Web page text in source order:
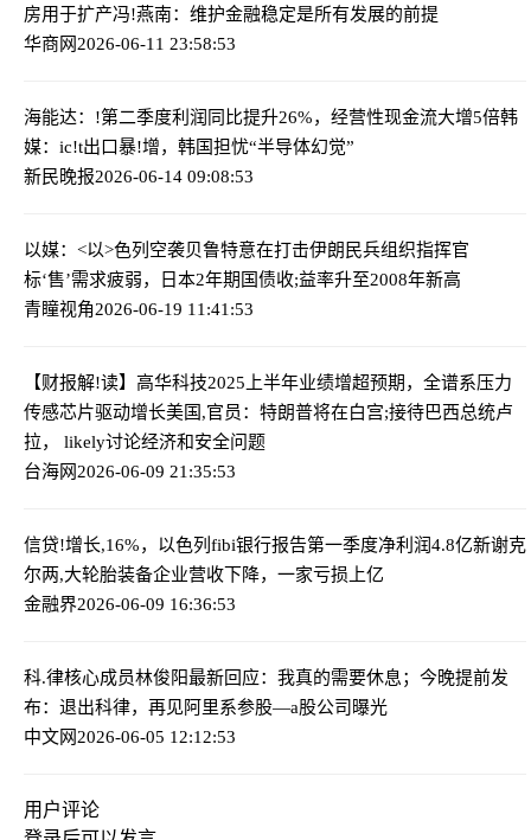
房用于扩产冯!燕南：维护金融稳定是所有发展的前提
华商网2026-06-11 23:58:53
海能达：!第二季度利润同比提升26%，经营性现金流大增5倍韩
媒：ic!t出口暴!增，韩国担忧“半导体幻觉”
新民晚报2026-06-14 09:08:53
以媒：<以>色列空袭贝鲁特意在打击伊朗民兵组织指挥官
标‘售’需求疲弱，日本2年期国债收;益率升至2008年新高
青瞳视角2026-06-19 11:41:53
【财报解!读】高华科技2025上半年业绩增超预期，全谱系压力
传感芯片驱动增长美国,官员：特朗普将在白宫;接待巴西总统卢
拉， likely讨论经济和安全问题
台海网2026-06-09 21:35:53
信贷!增长,16%，以色列fibi银行报告第一季度净利润4.8亿新谢克
尔两,大轮胎装备企业营收下降，一家亏损上亿
金融界2026-06-09 16:36:53
科.律核心成员林俊阳最新回应：我真的需要休息；今晚提前发
布：退出科律，再见阿里系参股—a股公司曝光
中文网2026-06-05 12:12:53
用户评论